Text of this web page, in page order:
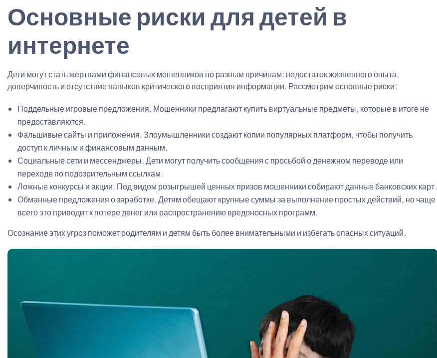
Основные риски для детей в
интернете
Дети могут стать жертвами финансовых мошенников по разным причинам: недостаток жизненного опыта,
доверчивость и отсутствие навыков критического восприятия информации. Рассмотрим основные риски:
Поддельные игровые предложения. Мошенники предлагают купить виртуальные предметы, которые в итоге не
предоставляются.
Фальшивые сайты и приложения. Злоумышленники создают копии популярных платформ, чтобы получить
доступ к личным и финансовым данным.
Социальные сети и мессенджеры. Дети могут получить сообщения с просьбой о денежном переводе или
переходе по подозрительным ссылкам.
Ложные конкурсы и акции. Под видом розыгрышей ценных призов мошенники собирают данные банковских карт.
Обманные предложения о заработке. Детям обещают крупные суммы за выполнение простых действий, но чаще
всего это приводит к потере денег или распространению вредоносных программ.
Осознание этих угроз поможет родителям и детям быть более внимательными и избегать опасных ситуаций.